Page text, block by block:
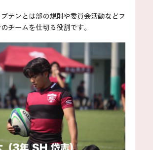
テンとは部の規則や委員会活動などフ
チームを仕切る役割です。